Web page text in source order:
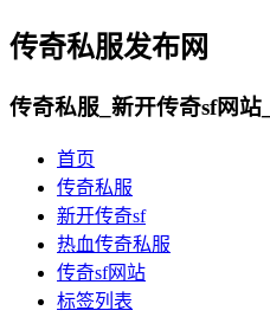
传奇私服发布网
传奇私服_新开传奇sf网站
首页
传奇私服
新开传奇sf
热血传奇私服
传奇sf网站
标签列表